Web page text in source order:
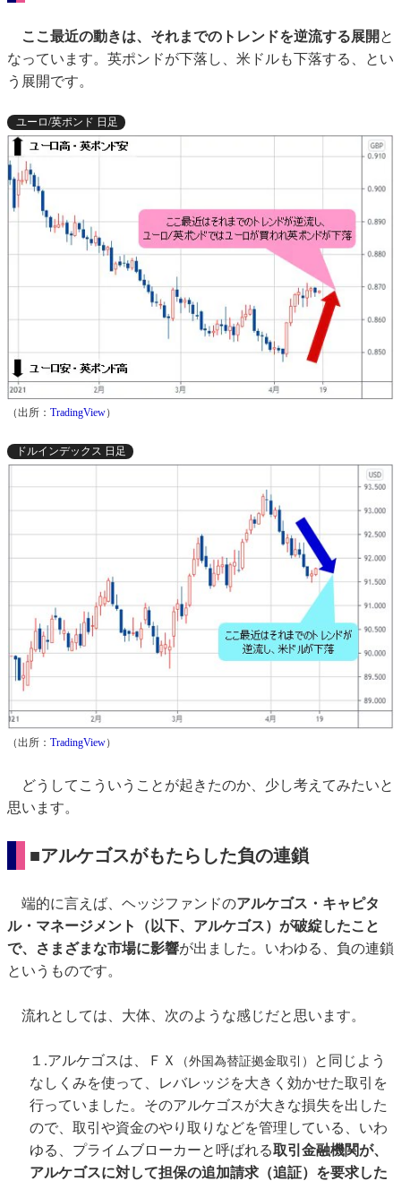
ここ最近の動きは、それまでのトレンドを逆流する展開 と
なっています。英ポンドが下落し、米ドルも下落する、とい
う展開です。
ユーロ/英ポンド 日足
（出所： TradingView）
ドルインデックス 日足
（出所： TradingView）
どうしてこういうことが起きたのか、少し考えてみたいと
思います。
■アルケゴスがもたらした負の連鎖
端的に言えば、ヘッジファンドのアルケゴス・キャピタ
ル・マネージメント（以下、アルケゴス）が破綻したこと
で、さまざまな市場に影響が出ました。いわゆる、負の連鎖
というものです。
流れとしては、大体、次のような感じだと思います。
１.アルケゴスは、ＦＸ （外国為替証拠金取引）
と同じよう
なしくみを使って、レバレッジを大きく効かせた取引を
行っていました。そのアルケゴスが大きな損失を出した
ので、取引や資金のやり取りなどを管理している、いわ
ゆる、プライムブローカーと呼ばれる取引金融機関が、
アルケゴスに対して担保の追加請求（追証）を要求した